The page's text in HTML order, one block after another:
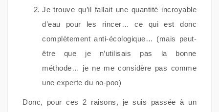
Je trouve qu’il fallait une quantité incroyable
d’eau pour les rincer… ce qui est donc
complètement anti-écologique… (mais peut-
être que je n’utilisais pas la bonne
méthode… je ne me considère pas comme
une experte du no-poo)
Donc, pour ces 2 raisons, je suis passée à un